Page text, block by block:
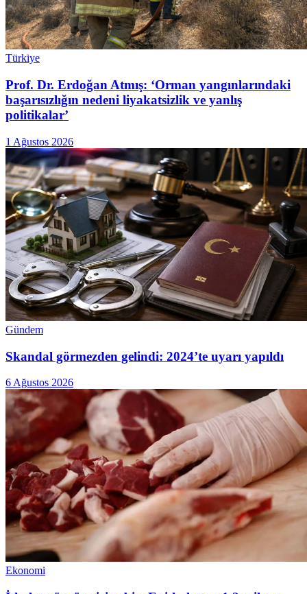
Türkiye
Prof. Dr. Erdoğan Atmış: ‘Orman yangınlarındaki
başarısızlığın nedeni liyakatsizlik ve yanlış
politikalar’
1 Ağustos 2026
Gündem
Skandal görmezden gelindi: 2024’te uyarı yapıldı
6 Ağustos 2026
Ekonomi